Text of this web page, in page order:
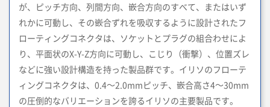
が、ピッチ方向、列間方向、嵌合方向のすべて、またはいず
れかに可動し、その嵌合ずれを吸収するように設計されたフ
ローティングコネクタは、ソケットとプラグの組合わせによ
り、平面状のX-Y-Z方向に可動し、こじり（衝撃）、位置ズレ
などに強い設計構造を持った製品群です。イリソのフローテ
ィングコネクタは、0.4～2.0mmピッチ、嵌合高さ4～30mm
の圧倒的なバリエーションを誇るイリソの主要製品です。